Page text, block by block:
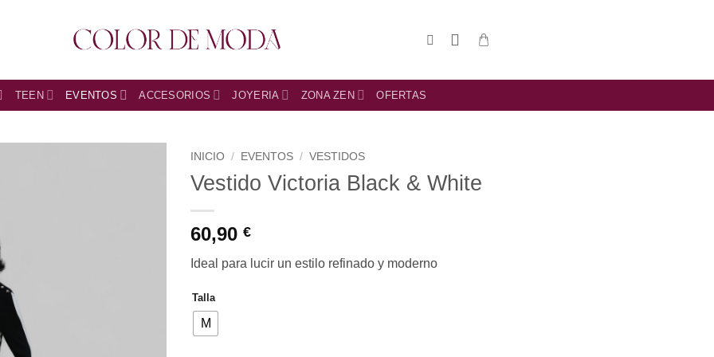
TEEN EVENTOS ACCESORIOS JOYERIA ZONA ZEN OFERTAS
INICIO / EVENTOS / VESTIDOS
Vestido Victoria Black & White
60,90 €
Ideal para lucir un estilo refinado y moderno
Talla
M